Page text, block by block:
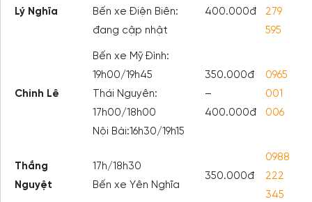
Lý Nghĩa
Bến xe Điện Biên:
đang cập nhật
400.000đ
279
595
Chinh Lê
Bến xe Mỹ Đình:
19h00/19h45
Thái Nguyên:
17h00/18h00
Nội Bài:16h30/19h15
350.000đ
–
400.000đ
0965
001
006
Thắng
Nguyệt
17h/18h30
Bến xe Yên Nghĩa
350.000đ
0988
222
345